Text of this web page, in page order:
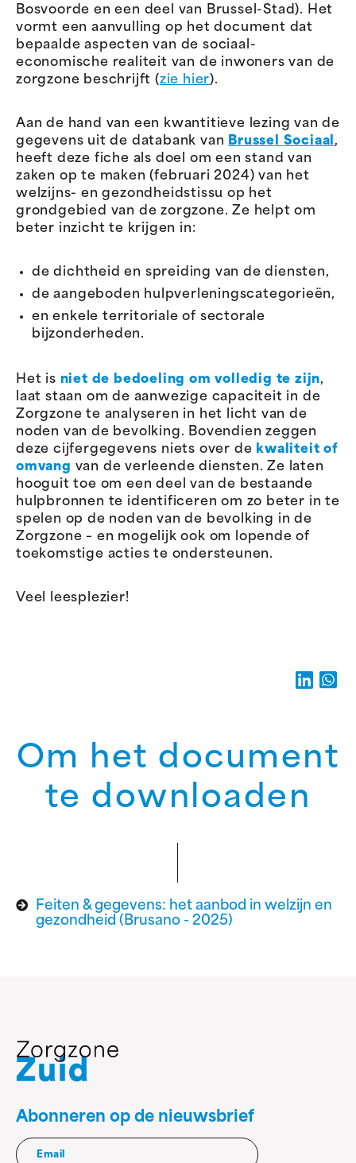
Bosvoorde en een deel van Brussel-Stad). Het
vormt een aanvulling op het document dat
bepaalde aspecten van de sociaal-
economische realiteit van de inwoners van de
zorgzone beschrijft (zie hier).
Aan de hand van een kwantitieve lezing van de
gegevens uit de databank van
Brussel Sociaal ,
heeft deze fiche als doel om een stand van
zaken op te maken (februari 2024) van het
welzijns- en gezondheidstissu op het
grondgebied van de zorgzone. Ze helpt om
beter inzicht te krijgen in:
de dichtheid en spreiding van de diensten,
de aangeboden hulpverleningscategorieën,
en enkele territoriale of sectorale
bijzonderheden.
Het is niet de bedoeling om volledig te zijn,
laat staan om de aanwezige capaciteit in de
Zorgzone te analyseren in het licht van de
noden van de bevolking. Bovendien zeggen
deze cijfergegevens niets over de kwaliteit of
omvang van de verleende diensten. Ze laten
hooguit toe om een deel van de bestaande
hulpbronnen te identificeren om zo beter in te
spelen op de noden van de bevolking in de
Zorgzone – en mogelijk ook om lopende of
toekomstige acties te ondersteunen.
Veel leesplezier!
Om het document
te downloaden
Feiten & gegevens: het aanbod in welzijn en
gezondheid (Brusano - 2025)
Abonneren op de nieuwsbrief